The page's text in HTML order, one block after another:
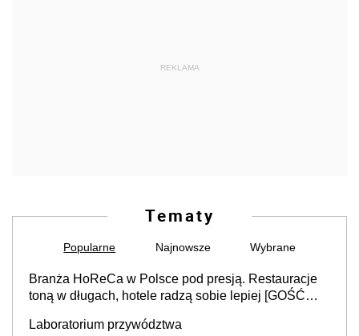
REKLAMA
Tematy
Popularne Najnowsze Wybrane
Branża HoReCa w Polsce pod presją. Restauracje
toną w długach, hotele radzą sobie lepiej [GOŚĆ
Laboratorium przywództwa